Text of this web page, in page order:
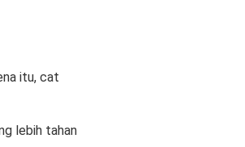
itu, cat
lebih tahan